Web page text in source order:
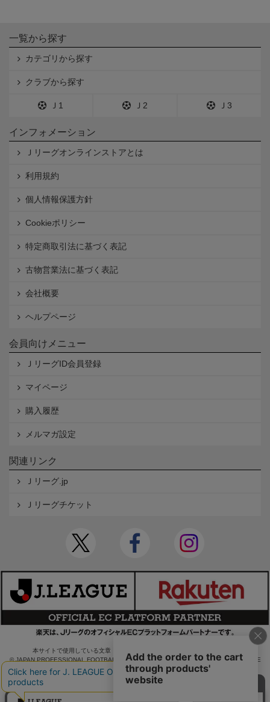
一覧から探す
カテゴリから探す
クラブから探す
Ｊ1 Ｊ2 Ｊ3
インフォメーション
Ｊリーグオンラインストアとは
利用規約
個人情報保護方針
Cookieポリシー
特定商取引法に基づく表記
古物営業法に基づく表記
会社概要
ヘルプページ
会員向けメニュー
ＪリーグID会員登録
マイページ
購入履歴
メルマガ設定
関連リンク
Ｊリーグ.jp
Ｊリーグチケット
本サイトで使用している文章・画像等の無断での複製・転載を禁止します。
© JAPAN PROFESSIONAL FOOTBALL LEAGUE Rakuten Group, Inc. ALL RIGHTS RE
SERVED.